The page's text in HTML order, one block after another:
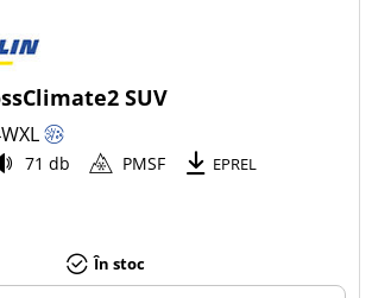
SUV
WXL
71 db PMSF EPREL
În stoc